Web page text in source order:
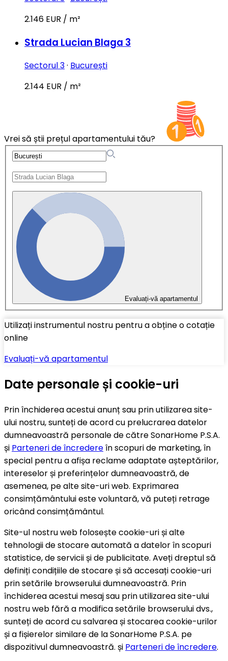
2.146 EUR / m²
Strada Lucian Blaga 3
Sectorul 3· București
2.144 EUR / m²
Vrei să știi prețul apartamentului tău?
Evaluați-vă apartamentul
Utilizați instrumentul nostru pentru a obține o cotație
online
Evaluați-vă apartamentul
Date personale și cookie-uri
Prin închiderea acestui anunț sau prin utilizarea site-
ului nostru, sunteți de acord cu prelucrarea datelor
dumneavoastră personale de către SonarHome P.S.A.
și Parteneri de încredereîn scopuri de marketing, în
special pentru a afișa reclame adaptate așteptărilor,
intereselor și preferințelor dumneavoastră, de
asemenea, pe alte site-uri web. Exprimarea
consimțământului este voluntară, vă puteți retrage
oricând consimțământul.
Site-ul nostru web folosește cookie-uri și alte
tehnologii de stocare automată a datelor în scopuri
statistice, de servicii și de publicitate. Aveți dreptul să
definiți condițiile de stocare și să accesați cookie-uri
prin setările browserului dumneavoastră. Prin
închiderea acestui mesaj sau prin utilizarea site-ului
nostru web fără a modifica setările browserului dvs.,
sunteți de acord cu salvarea și stocarea cookie-urilor
și a fișierelor similare de la SonarHome P.S.A. pe
dispozitivul dumneavoastră. și Parteneri de încredere.